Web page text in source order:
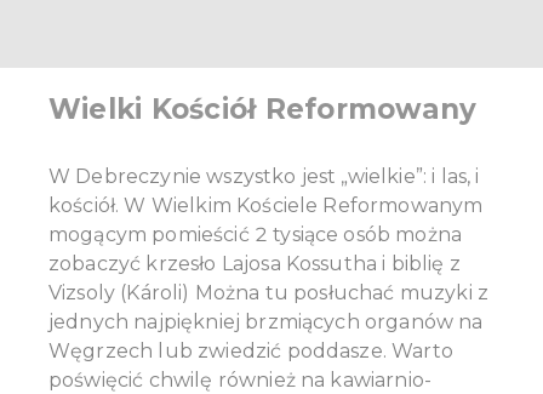
Wielki Kościół Reformowany
W Debreczynie wszystko jest „wielkie”: i las, i
kościół. W Wielkim Kościele Reformowanym
mogącym pomieścić 2 tysiące osób można
zobaczyć krzesło Lajosa Kossutha i biblię z
Vizsoly (Károli) Można tu posłuchać muzyki z
jednych najpiękniej brzmiących organów na
Węgrzech lub zwiedzić poddasze. Warto
poświęcić chwilę również na kawiarnio-